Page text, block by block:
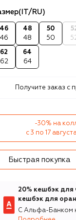
(IT/RU)
46
46
48
48
50
50
62
62
64
64
Получите заказ с
-30% на
с 3 по 17
Быстрая покупка
20% кешбэк для
кешбэк для
С Альфа-Банком